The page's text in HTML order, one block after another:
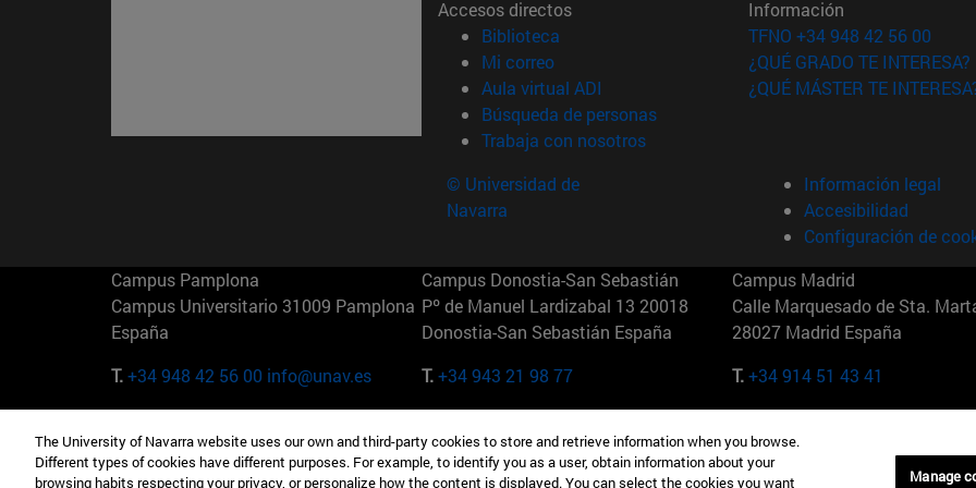
Accesos directos
Biblioteca (abre en nueva ventana)
Mi correo(abre en nueva ventana)
Aula virtual ADI (abre en nueva ventana)
Búsqueda de personas(abre en nueva ventana)
Trabaja con nosotros(abre en nueva ventana)
Información
TFNO +34 948 42 56 00
¿QUÉ GRADO TE INTERESA?
¿QUÉ MÁSTER TE
© Universidad de
Navarra
Información legal
Accesibilidad
Configuración de
Campus Pamplona
Campus Universitario 31009 Pamplona
España
T.+34 948 42 56 00 info@unav.es
Campus Donostia-San Sebastián
Pº de Manuel Lardizabal 13 20018
Donostia-San Sebastián España
T.+34 943 21 98 77
Campus Madrid
Calle Marquesado de Sta.
28027 Madrid España
T.+34 914 51 43 41
Camino del Cerro Águila 3 28023
Madrid España
165 W 57th St 10019-2201 Nueva York
EE.UU
Maria-Theresia-Straße 15
Múnich Alemania
The University of Navarra website uses our own and third-party cookies to store and retrieve information when you browse.
Different types of cookies have different purposes. For example, to identify you as a user, obtain information about your
browsing habits respecting your privacy, or personalize how the content is displayed. You can select the cookies you want
Manage